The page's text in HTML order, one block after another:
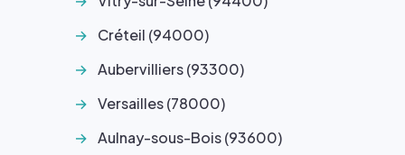
Créteil (94000)
Aubervilliers (93300)
Versailles (78000)
Aulnay-sous-Bois (93600)